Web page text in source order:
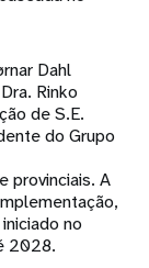
Rinko
de S.E.
do Grupo
A
no
2028.